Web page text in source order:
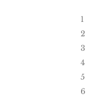
1
2
3
4
5
6